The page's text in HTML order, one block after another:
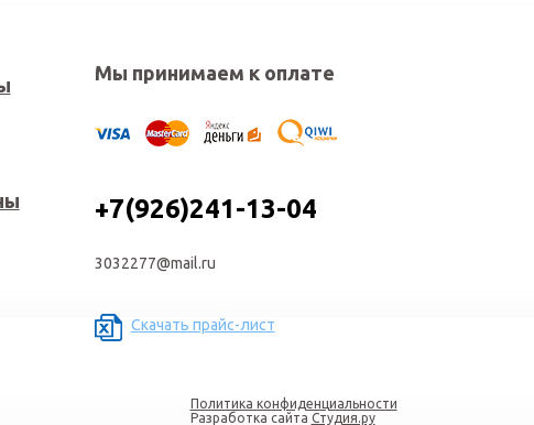
Мы принимаем к оплате
+7(926)241-13-04
3032277@mail.ru
Скачать прайс-лист
Политика конфиденциальности
Разработка сайта Студия.ру